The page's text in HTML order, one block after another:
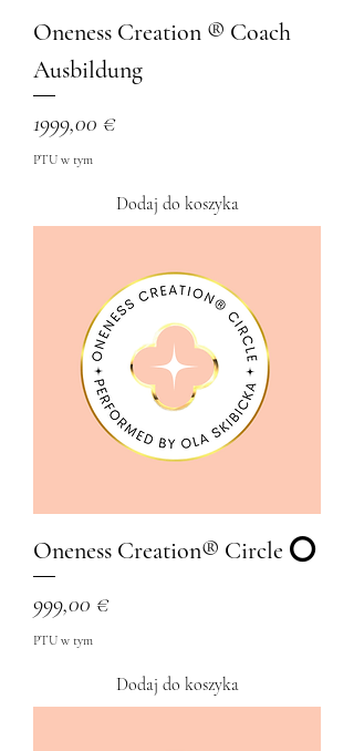
Oneness Creation ®️ Coach
Ausbildung
Cena
1999,00 €
PTU w tym
Dodaj do koszyka
Oneness Creation® Circle ⭕
Cena
999,00 €
PTU w tym
Dodaj do koszyka